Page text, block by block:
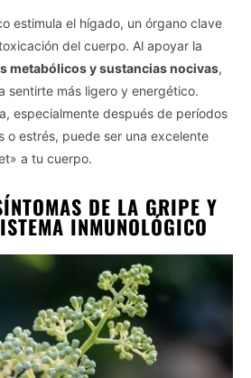
estimula el hígado, un órgano clave
del cuerpo. Al apoyar la
metabólicos y sustancias nocivas,
sentirte más ligero y energético.
especialmente después de períodos
o estrés, puede ser una excelente
a tu cuerpo.
DE LA GRIPE Y
INMUNOLÓGICO